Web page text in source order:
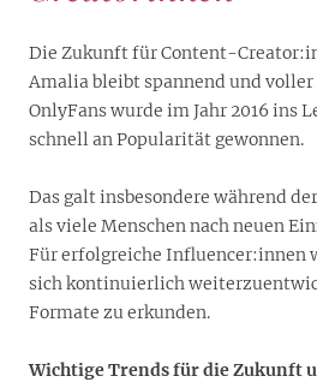
Die Zukunft für Content-
Amalia bleibt spannend und
OnlyFans wurde im Jahr 2016 ins
schnell an Popularität gewonnen.
Das galt insbesondere während
als viele Menschen nach neuen
Für erfolgreiche Influencer:innen
sich kontinuierlich
Formate zu erkunden.
Wichtige Trends für die Zukunft